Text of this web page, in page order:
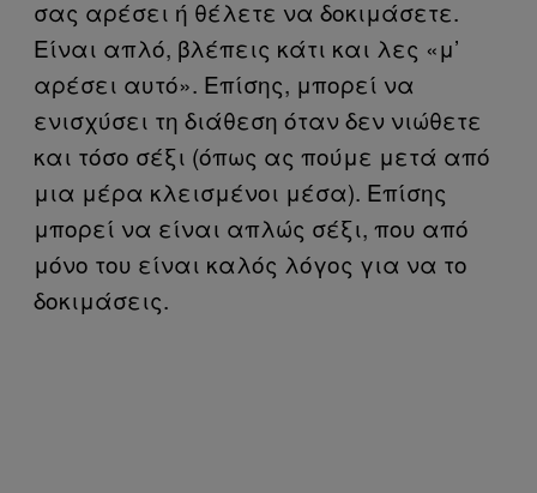
σας αρέσει ή θέλετε να δοκιμάσετε.
Είναι απλό, βλέπεις κάτι και λες «μ’
αρέσει αυτό». Επίσης, μπορεί να
ενισχύσει τη διάθεση όταν δεν νιώθετε
και τόσο σέξι (όπως ας πούμε μετά από
μια μέρα κλεισμένοι μέσα). Επίσης
μπορεί να είναι απλώς σέξι, που από
μόνο του είναι καλός λόγος για να το
δοκιμάσεις.